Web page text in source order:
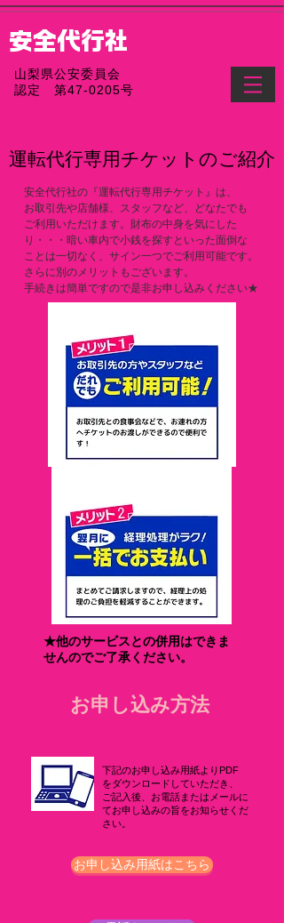
​安全代行社​
​山梨県公安委員会
認定 第47-0205号
​運転代行専用チケットのご紹介
安全代行社の『運転代行専用チケット』は、
お取引先や店舗様、スタッフなど、どなたでも
ご利用いただけます。財布の中身を気にした
り・・・暗い車内で小銭を探すといった面倒な
ことは一切なく、サイン一つでご利用可能です。
さらに別のメリットもございます。
​手続きは簡単ですので是非お申し込みください★
​★他のサービスとの併用はできま
せんのでご了承ください。
お申し込み方法
下記のお申し込み用紙よりPDF
をダウンロードしていただき、
ご記入後、お電話またはメールに
てお申し込みの旨をお知らせくだ
さい。​
お申し込み用紙はこちら